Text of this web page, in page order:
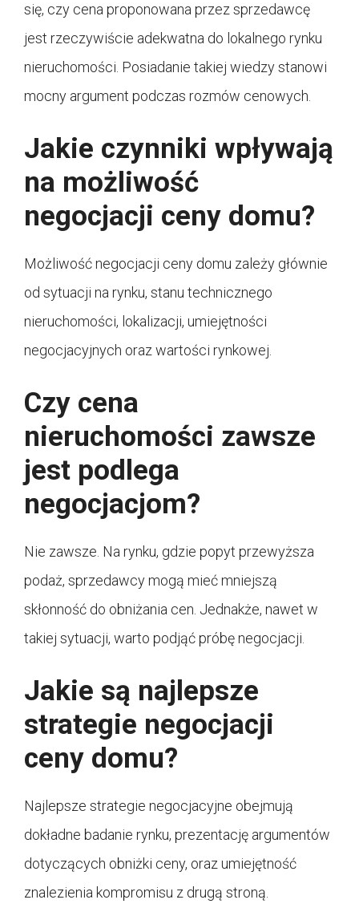
się, czy cena proponowana przez sprzedawcę
jest rzeczywiście adekwatna do lokalnego rynku
nieruchomości. Posiadanie takiej wiedzy stanowi
mocny argument podczas rozmów cenowych.
Jakie czynniki wpływają
na możliwość
negocjacji ceny domu?
Możliwość negocjacji ceny domu zależy głównie
od sytuacji na rynku, stanu technicznego
nieruchomości, lokalizacji, umiejętności
negocjacyjnych oraz wartości rynkowej.
Czy cena
nieruchomości zawsze
jest podlega
negocjacjom?
Nie zawsze. Na rynku, gdzie popyt przewyższa
podaż, sprzedawcy mogą mieć mniejszą
skłonność do obniżania cen. Jednakże, nawet w
takiej sytuacji, warto podjąć próbę negocjacji.
Jakie są najlepsze
strategie negocjacji
ceny domu?
Najlepsze strategie negocjacyjne obejmują
dokładne badanie rynku, prezentację argumentów
dotyczących obniżki ceny, oraz umiejętność
znalezienia kompromisu z drugą stroną.